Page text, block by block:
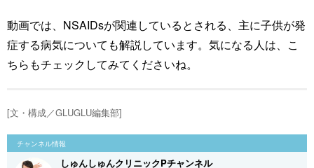
動画では、NSAIDsが関連しているとされる、主に子供が発
症する病気についても解説しています。気になる人は、こ
ちらもチェックしてみてくださいね。
[文・構成／GLUGLU編集部]
チャンネル情報
しゅんしゅんクリニックPチャンネル